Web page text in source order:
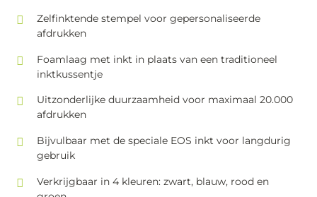
Zelfinktende stempel voor gepersonaliseerde
afdrukken
Foamlaag met inkt in plaats van een traditioneel
inktkussentje
Uitzonderlijke duurzaamheid voor maximaal 20.000
afdrukken
Bijvulbaar met de speciale EOS inkt voor langdurig
gebruik
Verkrijgbaar in 4 kleuren: zwart, blauw, rood en